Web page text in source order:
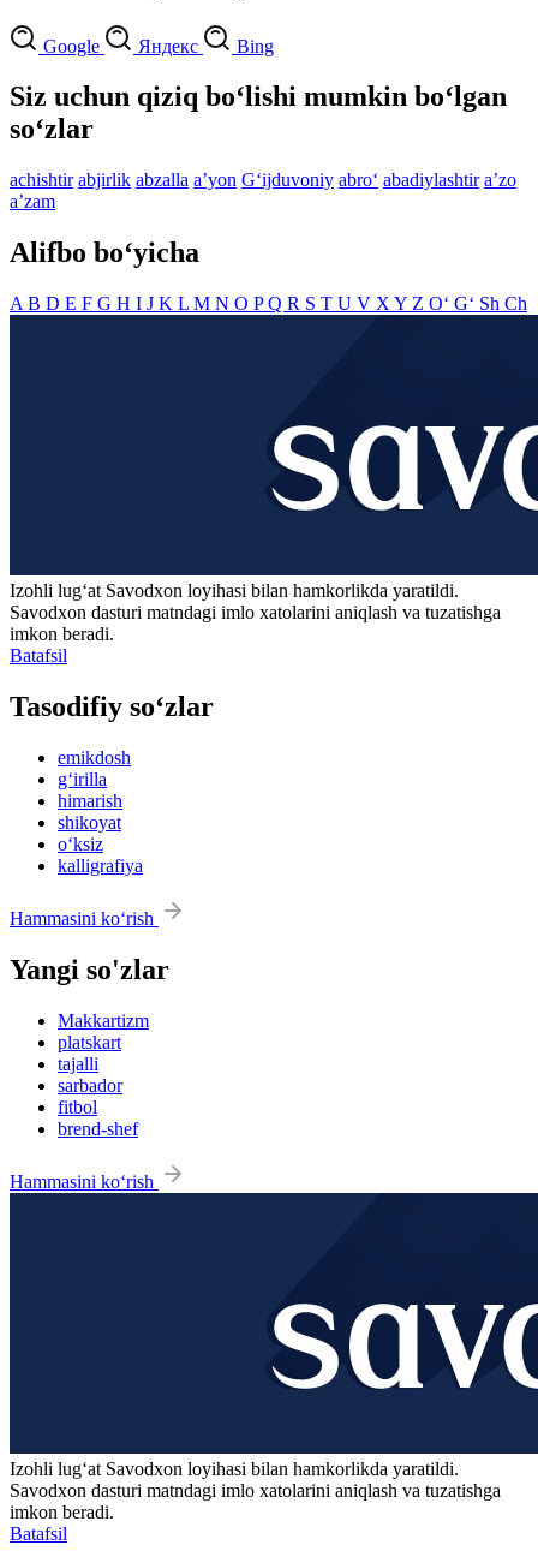
Google Яндекс Bing
Siz uchun qiziq bo‘lishi mumkin bo‘lgan
so‘zlar
achishtir abjirlik abzalla aʼyon G‘ijduvoniy abro‘ abadiylashtir aʼzo
aʼzam
Alifbo bo‘yicha
A B D E F G H I J K L M N O PQ R S T U V X Y Z O‘ G‘ Sh Ch
Izohli lugʻat Savodxon loyihasi bilan hamkorlikda yaratildi.
Savodxon dasturi matndagi imlo xatolarini aniqlash va tuzatishga
imkon beradi.
Batafsil
Tasodifiy so‘zlar
emikdosh
g‘irilla
himarish
shikoyat
o‘ksiz
kalligrafiya
Hammasini ko‘rish
Yangi so'zlar
Makkartizm
platskart
tajalli
sarbador
fitbol
brend-shef
Hammasini ko‘rish
Izohli lugʻat Savodxon loyihasi bilan hamkorlikda yaratildi.
Savodxon dasturi matndagi imlo xatolarini aniqlash va tuzatishga
imkon beradi.
Batafsil